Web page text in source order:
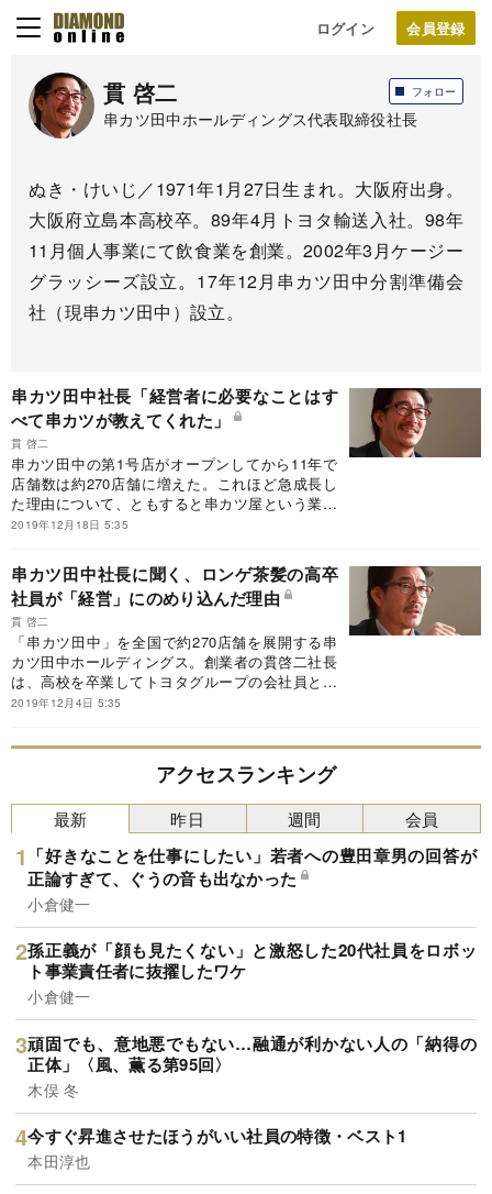
ログイン
フォロー
貫 啓二
串カツ田中ホールディングス代表取締役社長
ぬき・けいじ／1971年1月27日生まれ。大阪府出身。
大阪府立島本高校卒。89年4月トヨタ輸送入社。98年
11月個人事業にて飲食業を創業。2002年3月ケージー
グラッシーズ設立。17年12月串カツ田中分割準備会
社（現串カツ田中）設立。
串カツ田中社長「経営者に必要なことはす
べて串カツが教えてくれた」
貫 啓二
串カツ田中の第1号店がオープンしてから11年で
店舗数は約270店舗に増えた。これほど急成長し
た理由について、ともすると串カツ屋という業態
の珍しさに目が向きがちだが、それだけではな
客が多くて入りづらい雰囲気の串カツ屋で、いち
早く全席禁煙に乗り出すなど、子連れ客も入りや
すい店にした。こうした居酒屋経営の常識を覆す
数々のアイデアはどこから生まれてきたのか。前
回に続き串カツ田中社長のインタビューをお送り
する。
2019年12月18日 5:35
串カツ田中社長に聞く、ロンゲ茶髪の高卒
社員が「経営」にのめり込んだ理由
貫 啓二
「串カツ田中」を全国で約270店舗を展開する串
カツ田中ホールディングス。創業者の貫啓二社長
は、高校を卒業してトヨタグループの会社員とな
るが、自由に生きたいとの思いから飲食業を起
じみの薄かった串カツ屋という金脈にたどり着い
た。カネなし、学歴なし、経験なし。経営のド素
人だった会社員は、いかにして一大チェーンを築
き上げたのか。
2019年12月4日 5:35
アクセスランキング
最新
「好きなことを仕事にしたい」若者への豊田章男の回答が
正論すぎて、ぐうの音も出なかった
小倉健一
孫正義が「顔も見たくない」と激怒した20代社員をロボッ
ト事業責任者に抜擢したワケ
小倉健一
頑固でも、意地悪でもない…融通が利かない人の「納得の
正体」〈風、薫る第95回〉
木俣 冬
今すぐ昇進させたほうがいい社員の特徴・ベスト1
本田淳也
昨日 週間 会員